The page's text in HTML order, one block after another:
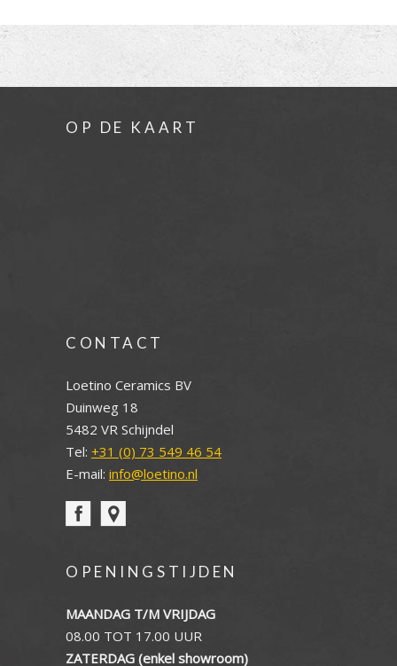
OP DE KAART
CONTACT
Loetino Ceramics BV
Duinweg 18
5482 VR Schijndel
Tel: +31 (0) 73 549 46 54
E-mail: info@loetino.nl
OPENINGSTIJDEN
MAANDAG T/M VRIJDAG
08.00 TOT 17.00 UUR
ZATERDAG (enkel showroom)